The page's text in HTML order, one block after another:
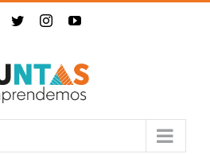
Facebook
TwitterInstagramYouTube